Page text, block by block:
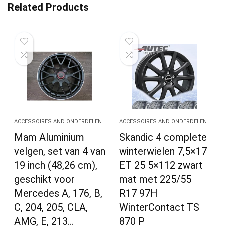
Related Products
ACCESSOIRES AND ONDERDELEN
Mam Aluminium
velgen, set van 4 van
19 inch (48,26 cm),
geschikt voor
Mercedes A, 176, B,
C, 204, 205, CLA,
AMG, E, 213…
ACCESSOIRES AND ONDERDELEN
Skandic 4 complete
winterwielen 7,5×17
ET 25 5×112 zwart
mat met 225/55
R17 97H
WinterContact TS
870 P